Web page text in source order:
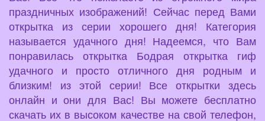
праздничных изображений! Сейчас перед Вами
открытка из серии хорошего дня! Категория
называется удачного дня! Надеемся, что Вам
понравилась открытка Бодрая открытка гиф
удачного и просто отличного дня родным и
близким! из этой серии! Все открытки здесь
онлайн и они для Вас! Вы можете бесплатно
скачать их в высоком качестве на свой телефон,